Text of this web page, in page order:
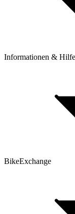
Retouren &
Rahmenhöhe
Top 80 E-Bike
Informationen & Hilfe
AGB
BikeExchange